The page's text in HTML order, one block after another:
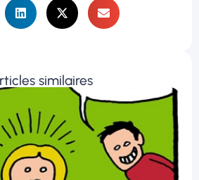
similaires